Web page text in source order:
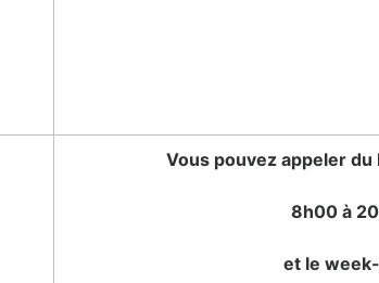
Vous pouvez appeler du
8h00 à
et le